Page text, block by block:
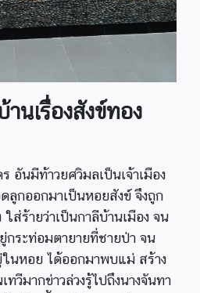
นเรื่องสังข์ทอง
อันมีท้าวยศวิมลเป็นเจ้าเมือง
ลูกออกมาเป็นหอยสังข์ จึงถูก
ส่ร้ายว่าเป็นกาลีบ้านเมือง จน
กระท่อมตายายที่ชายป่า จน
นหอย ได้ออกมาพบแม่ สร้าง
วีมากข่าวล่วงรู้ไปถึงนางจันทา